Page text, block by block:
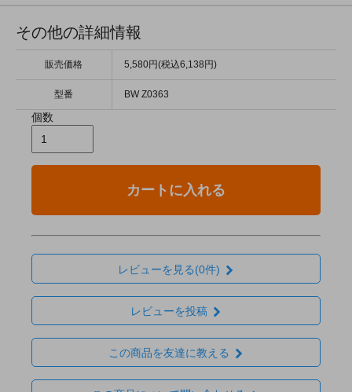
その他の詳細情報
販売価格 5,580円(税込6,138円)
型番 BW Z0363
個数
カートに入れる
レビューを見る(0件)
レビューを投稿
この商品を友達に教える